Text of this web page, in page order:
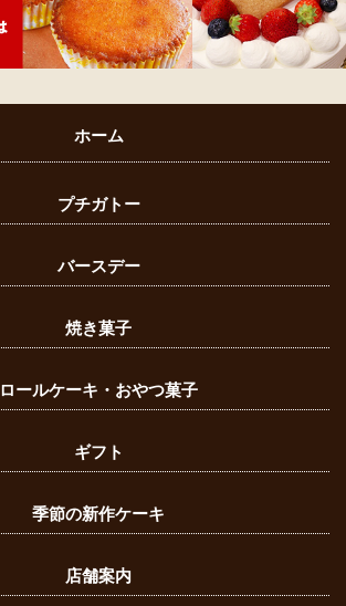
ホーム
プチガトー
バースデー
焼き菓子
ロールケーキ・おやつ菓子
ギフト
季節の新作ケーキ
店舗案内